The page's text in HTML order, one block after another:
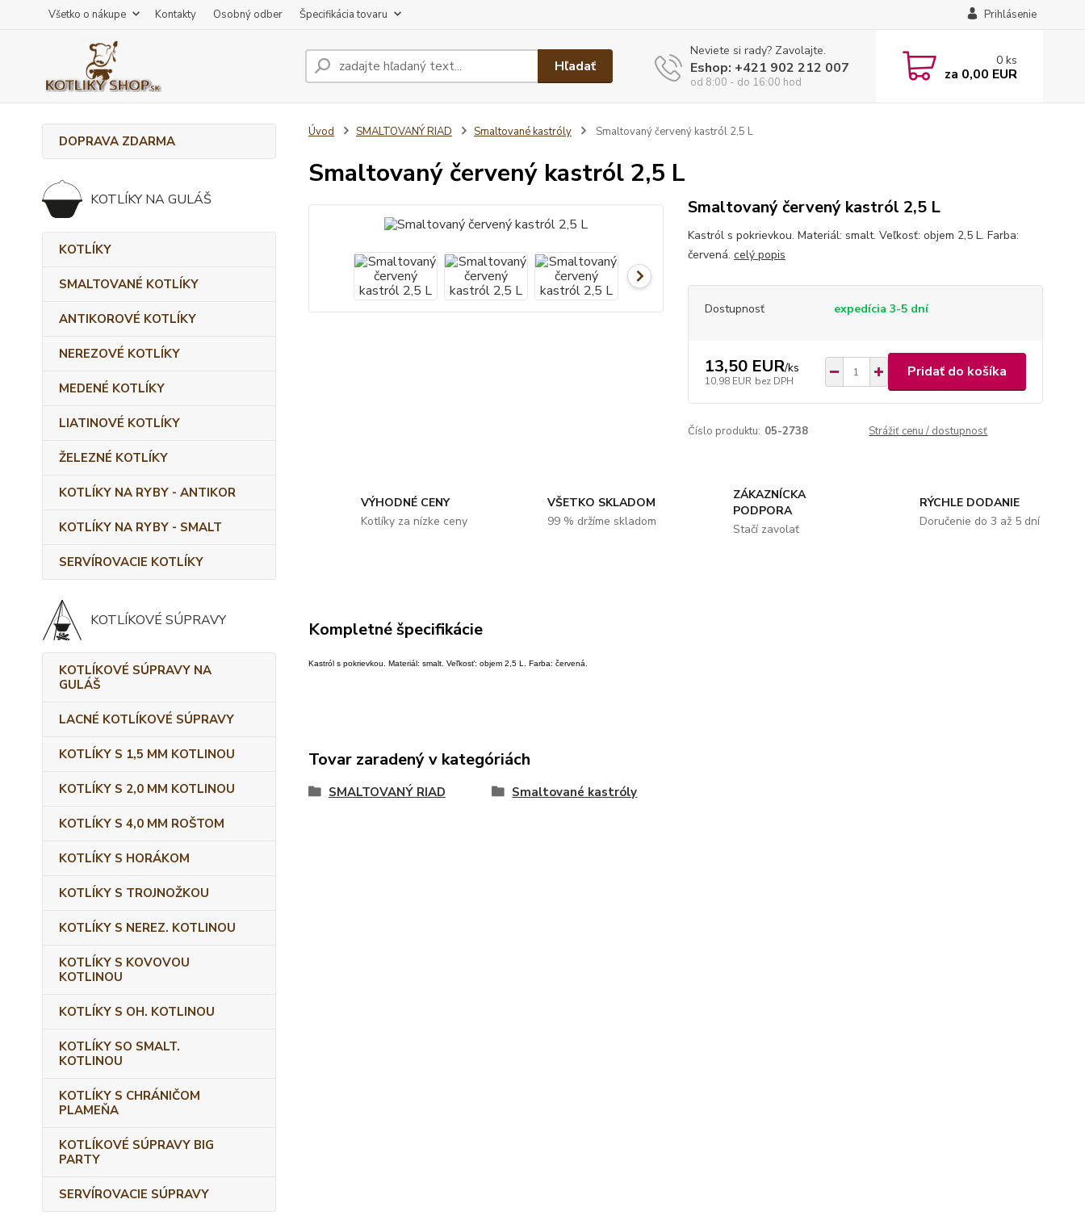
Všetko o nákupe Kontakty Osobný odber Špecifikácia tovaru Prihlásenie
Hľadať
Neviete si rady? Zavolajte.
Eshop: +421 902 212 007
od 8:00 - do 16:00 hod
0 ks
za 0,00 EUR
DOPRAVA ZDARMA
KOTLÍKY NA GULÁŠ
KOTLÍKY
SMALTOVANÉ KOTLÍKY
ANTIKOROVÉ KOTLÍKY
NEREZOVÉ KOTLÍKY
MEDENÉ KOTLÍKY
LIATINOVÉ KOTLÍKY
ŽELEZNÉ KOTLÍKY
KOTLÍKY NA RYBY - ANTIKOR
KOTLÍKY NA RYBY - SMALT
SERVÍROVACIE KOTLÍKY
KOTLÍKOVÉ SÚPRAVY
KOTLÍKOVÉ SÚPRAVY NA
GULÁŠ
LACNÉ KOTLÍKOVÉ SÚPRAVY
KOTLÍKY S 1,5 MM KOTLINOU
KOTLÍKY S 2,0 MM KOTLINOU
KOTLÍKY S 4,0 MM ROŠTOM
KOTLÍKY S HORÁKOM
KOTLÍKY S TROJNOŽKOU
KOTLÍKY S NEREZ. KOTLINOU
KOTLÍKY S KOVOVOU
KOTLINOU
KOTLÍKY S OH. KOTLINOU
KOTLÍKY SO SMALT.
KOTLINOU
KOTLÍKY S CHRÁNIČOM
PLAMEŇA
KOTLÍKOVÉ SÚPRAVY BIG
PARTY
SERVÍROVACIE SÚPRAVY
Úvod SMALTOVANÝ RIAD Smaltované kastróly Smaltovaný červený kastról 2,5 L
Smaltovaný červený kastról 2,5 L
Smaltovaný červený kastról 2,5 L
Kastról s pokrievkou. Materiál: smalt. Veľkosť: objem 2,5 L. Farba:
červená. celý popis
Dostupnosť expedícia 3-5 dní
13,50 EUR/ks
10,98 EUR bez DPH
Pridať do košíka
Číslo produktu: 05-2738 Strážiť cenu / dostupnosť
VÝHODNÉ CENY
Kotlíky za nízke ceny
VŠETKO SKLADOM
99 % držíme skladom
ZÁKAZNÍCKA
PODPORA
Stačí zavolať
RÝCHLE DODANIE
Doručenie do 3 až 5 dní
Kompletné špecifikácie
Kastról s pokrievkou. Materiál: smalt. Veľkosť: objem 2,5 L. Farba: červená.
Tovar zaradený v kategóriách
SMALTOVANÝ RIAD Smaltované kastróly